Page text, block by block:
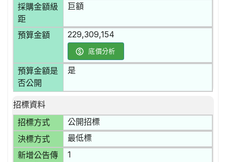
採購金額級
距
巨額
預算金額 229,309,154
底價分析
預算金額是
否公開
是
招標資料
招標方式
公開招標
決標方式 最低標
新增公告傳
1